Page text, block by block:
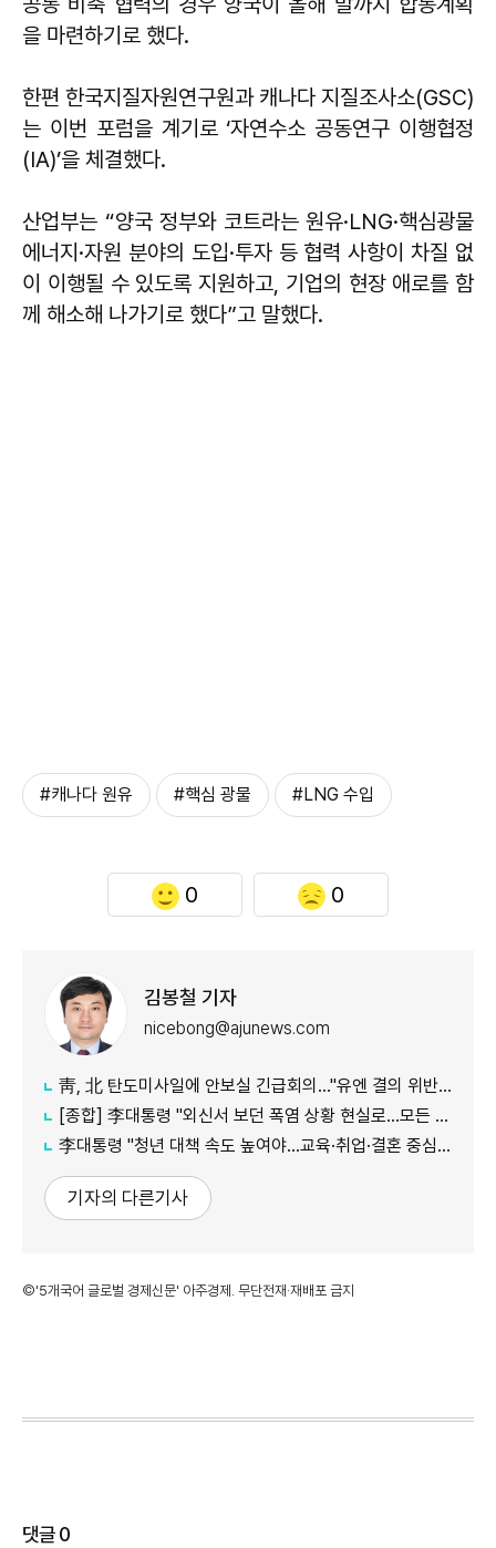
을 마련하기로 했다.
한편 한국지질자원연구원과 캐나다 지질조사소(GSC)
는 이번 포럼을 계기로 ‘자연수소 공동연구 이행협정
(IA)’을 체결했다.
산업부는 “양국 정부와 코트라는 원유·LNG·핵심광물
에너지·자원 분야의 도입·투자 등 협력 사항이 차질 없
이 이행될 수 있도록 지원하고, 기업의 현장 애로를 함
께 해소해 나가기로 했다”고 말했다.
#캐나다 원유 #핵심 광물 #LNG 수입
0 0
김봉철 기자
nicebong@ajunews.com
靑, 北 탄도미사일에 안보실 긴급회의…"유엔 결의 위반, 즉각 중단 촉구"
[종합] 李대통령 "외신서 보던 폭염 상황 현실로…모든 행정력 총동원하라"
李대통령 "청년 대책 속도 높여야…교육·취업·결혼 중심 정책 재편"
기자의 다른기사
©'5개국어 글로벌 경제신문' 아주경제. 무단전재·재배포 금지
댓글0